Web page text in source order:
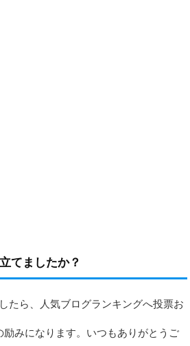
てましたか？
たら、人気ブログランキングへ投票お
励みになります。いつもありがとうご